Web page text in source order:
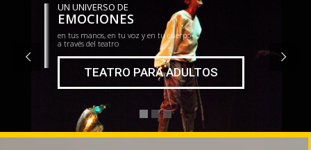
UN UNIVERSO DE
en tus manos, en tu voz y en tu cuerpo
a través del teatro
EMOCIONES
TEATRO PARA ADULTOS